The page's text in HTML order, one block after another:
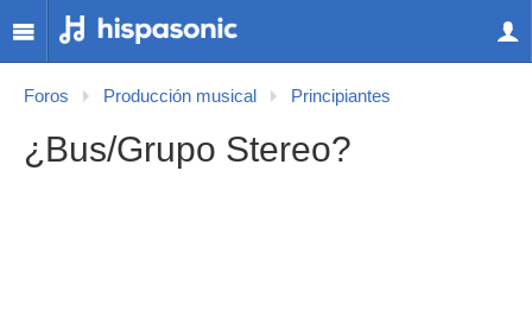
Foros Producción musical Principiantes
¿Bus/Grupo Stereo?